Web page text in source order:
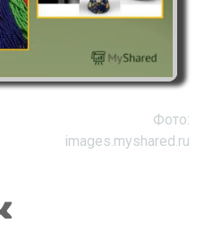
Фото:
images.myshared.ru